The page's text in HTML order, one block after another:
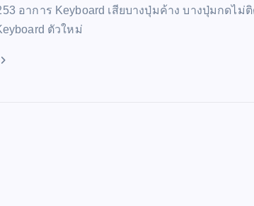
อาการ Keyboard เสียบางปุ่มค้าง บางปุ่มกดไม่
ตัวใหม่